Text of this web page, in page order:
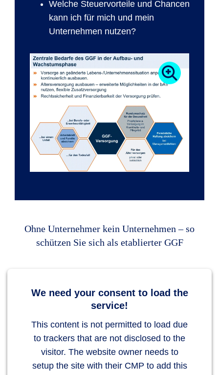
Welche Steuervorteile und Chancen
kann ich für mich und mein
Unternehmen nutzen?
Ohne Unternehmer kein Unternehmen – so
schützen Sie sich als etablierter GGF
We need your consent to load the
service!
This content is not permitted to load due
to trackers that are not disclosed to the
visitor. The website owner needs to
setup the site with their CMP to add this